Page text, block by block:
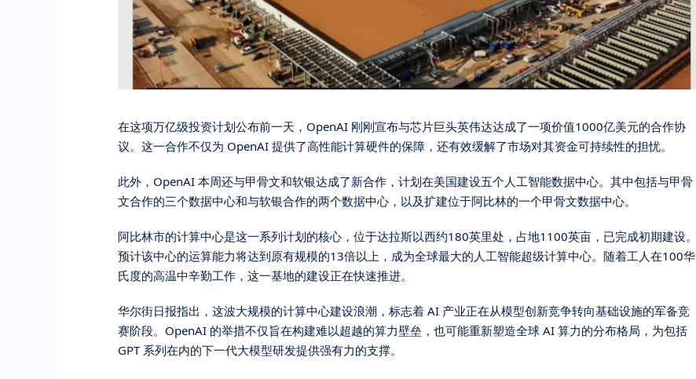
在这项万亿级投资计划公布前一天，OpenAI 刚刚宣布与芯片巨头英伟达达成了一项价值1000亿美元的合作协
议。这一合作不仅为 OpenAI 提供了高性能计算硬件的保障，还有效缓解了市场对其资金可持续性的担忧。
此外，OpenAI 本周还与甲骨文和软银达成了新合作，计划在美国建设五个人工智能数据中心。其中包括与甲骨
文合作的三个数据中心和与软银合作的两个数据中心，以及扩建位于阿比林的一个甲骨文数据中心。
阿比林市的计算中心是这一系列计划的核心，位于达拉斯以西约180英里处，占地1100英亩，已完成初期建设。
预计该中心的运算能力将达到原有规模的13倍以上，成为全球最大的人工智能超级计算中心。随着工人在100华
氏度的高温中辛勤工作，这一基地的建设正在快速推进。
华尔街日报指出，这波大规模的计算中心建设浪潮，标志着 AI 产业正在从模型创新竞争转向基础设施的军备竞
赛阶段。OpenAI 的举措不仅旨在构建难以超越的算力壁垒，也可能重新塑造全球 AI 算力的分布格局，为包括
GPT 系列在内的下一代大模型研发提供强有力的支撑。